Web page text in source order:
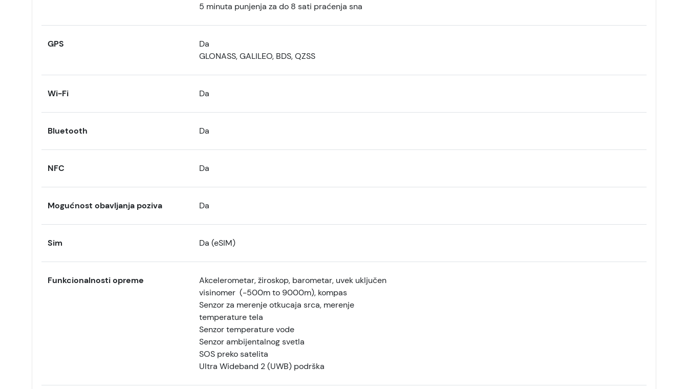
5 minuta punjenja za do 8 sati praćenja sna
GPS
Da
GLONASS, GALILEO, BDS, QZSS
Wi-Fi Da
Bluetooth Da
NFC Da
Mogućnost obavljanja poziva Da
Sim Da (eSIM)
Funkcionalnosti opreme
Akcelerometar, žiroskop, barometar, uvek uključen
visinomer (-500m to 9000m), kompas
Senzor za merenje otkucaja srca, merenje
temperature tela
Senzor temperature vode
Senzor ambijentalnog svetla
SOS preko satelita
Ultra Wideband 2 (UWB) podrška